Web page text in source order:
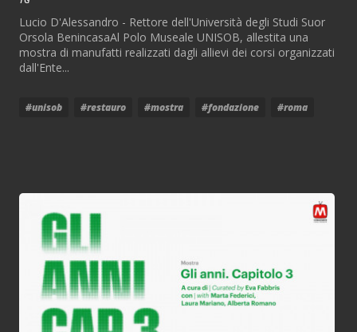
Lucio D'Alessandro - Rettore dell'Università degli Studi Suor
Orsola BenincasaAl Polo Museale UNISOB, allestita una
mostra di manufatti realizzati dagli allievi dei corsi organizzati
dall'Ente...
#unisob #restauro #mostra #fondazione #roma